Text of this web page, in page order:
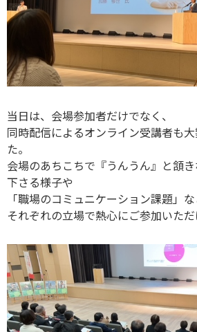
当日は、会場参加者だけでなく、
同時配信によるオンライン受講者も
た。
会場のあちこちで『うんうん』と頷
下さる様子や
「職場のコミュニケーション課題」な
それぞれの立場で熱心にご参加いただ